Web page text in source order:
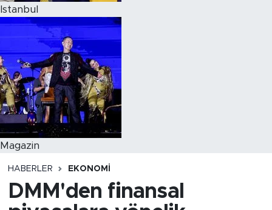
Istanbul
Magazin
HABERLER EKONOMI
DMM'den finansal